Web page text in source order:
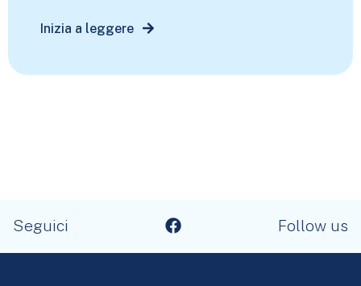
Inizia a leggere
Seguici Follow us